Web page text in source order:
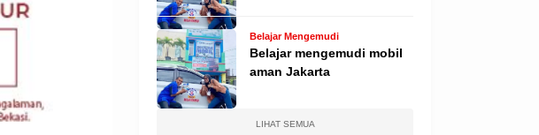
Belajar Mengemudi
Belajar mengemudi mobil
aman Jakarta
LIHAT SEMUA